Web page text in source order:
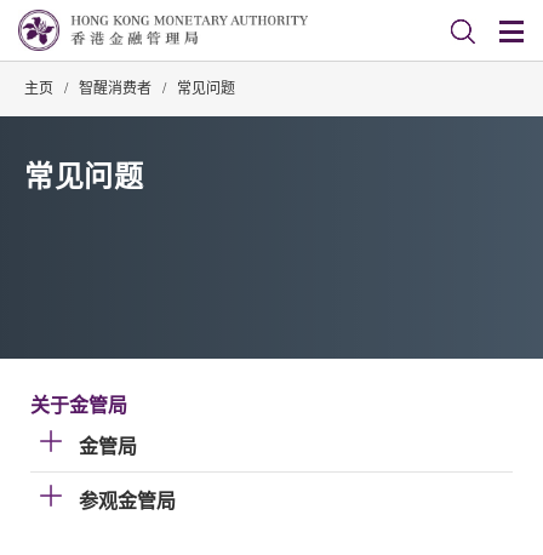
主页 / 智醒消费者 / 常见问题
常见问题
关于金管局
金管局
参观金管局